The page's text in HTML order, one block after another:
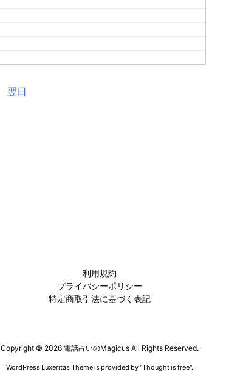
翌日
利用規約
プライバシーポリシー
特定商取引法に基づく表記
Copyright © 2026 電話占いのMagicus All Rights Reserved.
WordPress Luxeritas Theme is provided by "Thought is free".